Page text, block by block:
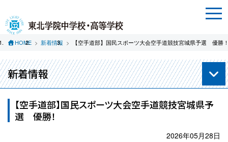
HOME 新着情報 【空手道部】国民スポーツ大会空手道競技宮城県予選 優勝
新着情報
【空手道部】国民スポーツ大会空手道競技宮城県予
選 優勝！
2026年05月28日